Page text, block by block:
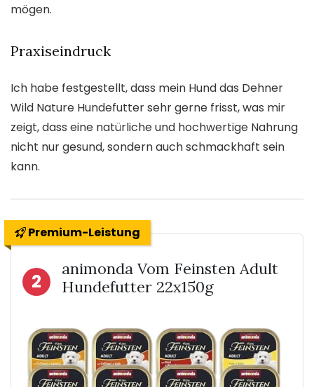
mögen.
Praxiseindruck
Ich habe festgestellt, dass mein Hund das Dehner
Wild Nature Hundefutter sehr gerne frisst, was mir
zeigt, dass eine natürliche und hochwertige Nahrung
nicht nur gesund, sondern auch schmackhaft sein
kann.
Premium-Leistung
2
animonda Vom Feinsten Adult
Hundefutter 22x150g